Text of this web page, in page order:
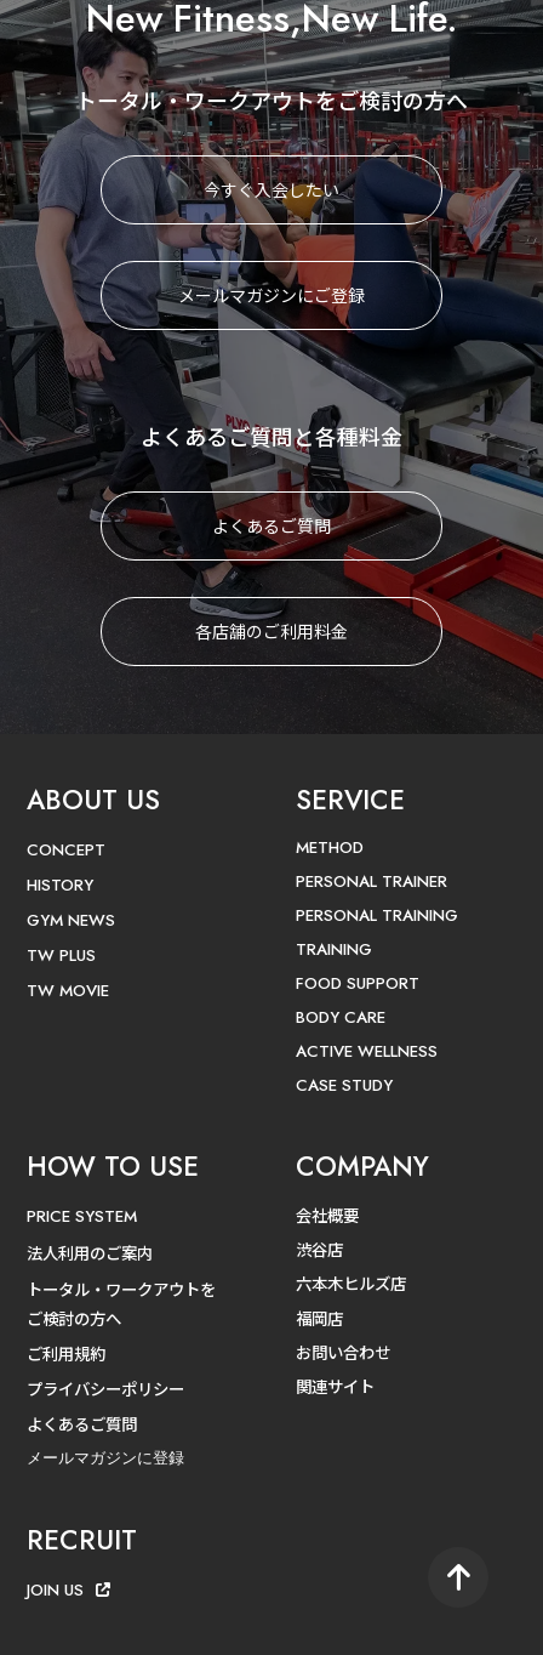
New Fitness,New Life.
トータル・ワークアウトをご検討の方へ
今すぐ入会したい
メールマガジンにご登録
よくあるご質問と各種料金
よくあるご質問
各店舗のご利用料金
ABOUT US
CONCEPT
HISTORY
GYM NEWS
TW PLUS
TW MOVIE
SERVICE
METHOD
PERSONAL TRAINER
PERSONAL TRAINING
TRAINING
FOOD SUPPORT
BODY CARE
ACTIVE WELLNESS
CASE STUDY
HOW TO USE
PRICE SYSTEM
法人利用のご案内
トータル・ワークアウトを
ご検討の方へ
ご利用規約
プライバシーポリシー
よくあるご質問
メールマガジンに登録
COMPANY
会社概要
渋谷店
六本木ヒルズ店
福岡店
お問い合わせ
関連サイト
RECRUIT
JOIN US